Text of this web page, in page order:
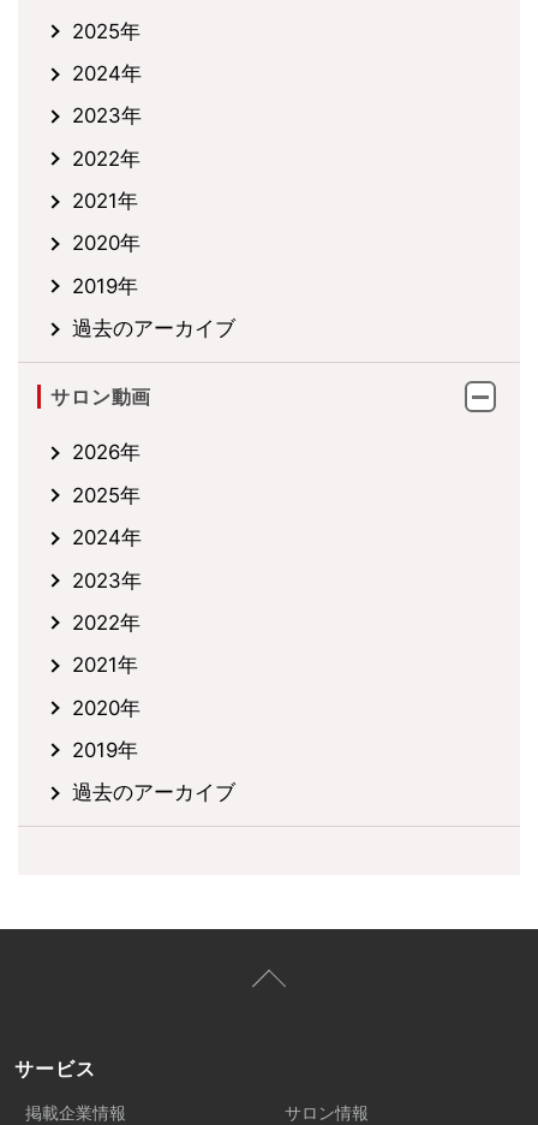
2025年
2024年
2023年
2022年
2021年
2020年
2019年
過去のアーカイブ
サロン動画
2026年
2025年
2024年
2023年
2022年
2021年
2020年
2019年
過去のアーカイブ
サービス
掲載企業情報 サロン情報